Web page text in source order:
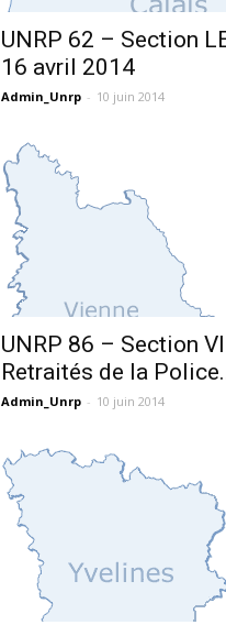
UNRP 62 – Section
16 avril 2014
Admin_Unrp - 10 juin 2014
UNRP 86 – Section
Retraités de la
Admin_Unrp - 10 juin 2014